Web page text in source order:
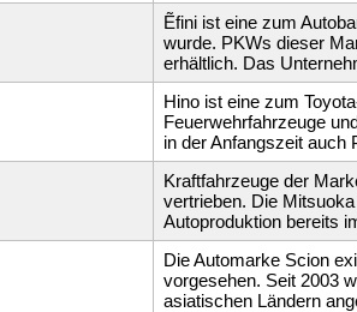
Ẽfini ist eine zum
wurde. PKWs dieser
erhältlich. Das
Hino ist eine zum
Feuerwehrfahrzeuge
in der Anfangszeit auch
Kraftfahrzeuge der
vertrieben. Die
Autoproduktion bereits
Die Automarke Scion
vorgesehen. Seit 2003
asiatischen Ländern